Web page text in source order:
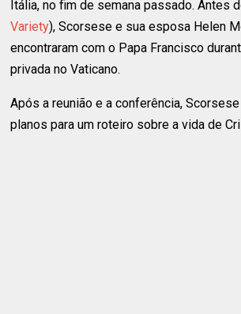
Itália, no fim de semana passado. Antes
Variety), Scorsese e sua esposa Helen
encontraram com o Papa Francisco
privada no Vaticano.
Após a reunião e a conferência,
planos para um roteiro sobre a vida de